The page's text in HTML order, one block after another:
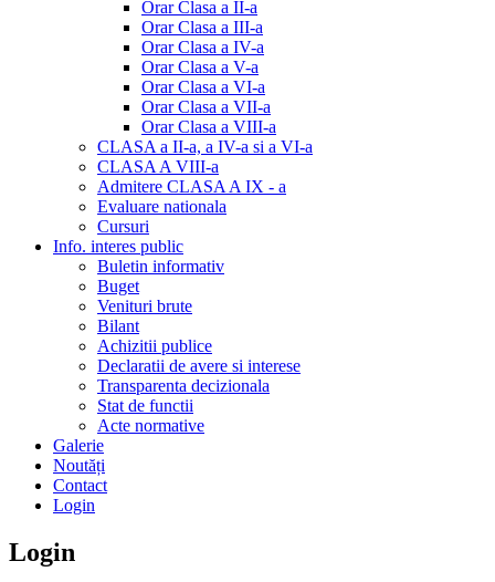
Orar Clasa a II-a
Orar Clasa a III-a
Orar Clasa a IV-a
Orar Clasa a V-a
Orar Clasa a VI-a
Orar Clasa a VII-a
Orar Clasa a VIII-a
CLASA a II-a, a IV-a si a VI-a
CLASA A VIII-a
Admitere CLASA A IX - a
Evaluare nationala
Cursuri
Info. interes public
Buletin informativ
Buget
Venituri brute
Bilant
Achizitii publice
Declaratii de avere si interese
Transparenta decizionala
Stat de functii
Acte normative
Galerie
Noutăți
Contact
Login
Login